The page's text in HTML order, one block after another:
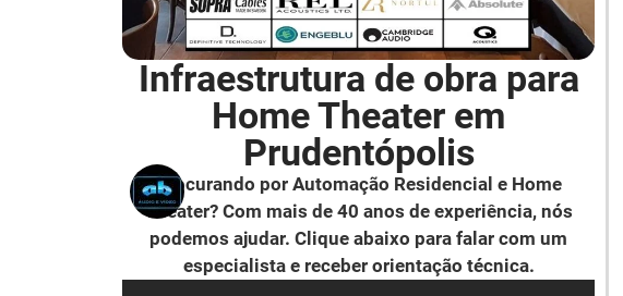
Infraestrutura de obra para
Home Theater em
Prudentópolis
Procurando por Automação Residencial e Home
Theater? Com mais de 40 anos de experiência, nós
podemos ajudar. Clique abaixo para falar com um
especialista e receber orientação técnica.